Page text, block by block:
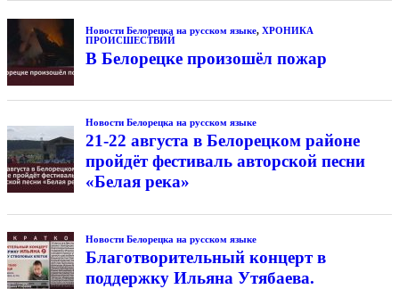
Новости Белорецка на русском языке, ХРОНИКА
ПРОИСШЕСТВИЙ
В Белорецке произошёл пожар
Новости Белорецка на русском языке
21-22 августа в Белорецком районе
пройдёт фестиваль авторской песни
«Белая река»
Новости Белорецка на русском языке
Благотворительный концерт в
поддержку Ильяна Утябаева.